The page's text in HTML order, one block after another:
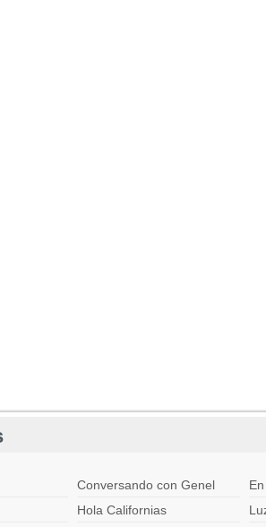
Conversando con Genel
Hola Californias